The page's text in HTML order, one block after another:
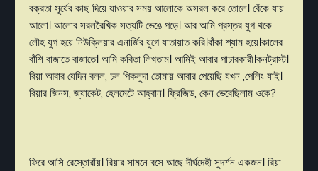
বক্রতাসূর্যেরকাছদিয়েযাওয়ারসময়আলোকেঅসরলকরেতোলে।বেঁকেযায়
আলো।আলোরসরলরৈখিকসত্যটিভেঙেপড়ে।আরআমিপ্রস্তরযুগথকে
লৌহযুগহয়েনিউক্লিয়ারএনার্জিরযুগেযাতায়াতকরি।বাঁকাশ্যামহয়ে।কালের
বাঁশিবাজাতেবাজাতে।আমিকবিতালিখতাম।আমিইআবারপাচারকারী।কনট্রাস্ট।
রিয়াআবারযেদিনবলল, চলপিকলুদাতোমায়আবারপেয়েছিযখন,পেলিং যাই।
রিয়ারজিনস,জ্যাকেট, হেলমেটেআহ্বান।ফ্রিজিড, কেনভেবেছিলামওকে?
ফিরেআসিরেস্তোরাঁয়।রিয়ারসামনেবসেআছেদীর্ঘদেহীসুদর্শনএকজন।রিয়া